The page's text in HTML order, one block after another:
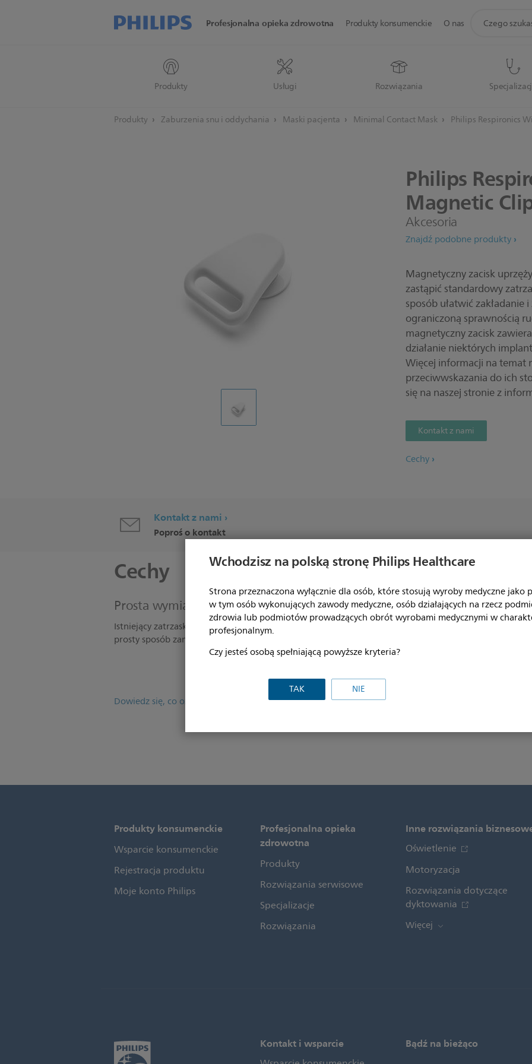
Wchodzisz na polską stronę Philips Healthcare
Strona przeznaczona wyłącznie dla osób, które stosują wyroby medyczne jako
w tym osób wykonujących zawody medyczne, osób działających na rzecz
zdrowia lub podmiotów prowadzących obrót wyrobami medycznymi w
profesjonalnym.
Czy jesteś osobą spełniającą powyższe kryteria?
TAK NIE
Profesjonalna opieka zdrowotna
Produkty Usługi Rozwiązania
Produkty konsumenckie O nas
wsparcie
Produkty Zaburzenia snu i oddychania Maski pacjenta Minimal Contact Mask Philips Respironics
Philips
Magnetic
Akcesoria
Znajdź podobne produkty
Magnetyczny zacisk
zastąpić standardowy
sposób ułatwić
ograniczoną sprawnością
magnetyczny zacisk
działanie niektórych
Więcej informacji na temat
przeciwwskazania do ich
się na naszej stronie z
Kontakt z nami
Cechy
Kontakt z nami
Poproś o kontakt
Cechy
Prosta wymiana
Istniejący zatrzask uprzęży dostępny w maskach Wisp można w
prosty sposób zamienić na opcjonalny magnetyczny zacisk*.
Użyteczność
Ułatwia zakładanie i
Dowiedz się, co oznacza certyfikacja zgodności wyrobów z przepisami dotyczącymi wyrobów
Produkty konsumenckie
Wsparcie konsumenckie
Rejestracja produktu
Moje konto Philips
Profesjonalna opieka
zdrowotna
Produkty
Rozwiązania serwisowe
Specjalizacje
Rozwiązania
Inne rozwiązania
Oświetlenie
Motoryzacja
Rozwiązania dotyczące
dyktowania
Więcej
Kontakt i wsparcie Bądź na bieżąco